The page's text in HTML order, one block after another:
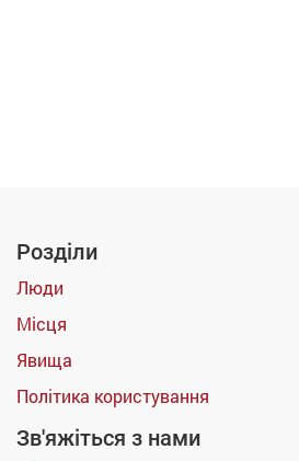
Розділи
Люди
Місця
Явища
Політика користування
Зв'яжіться з нами